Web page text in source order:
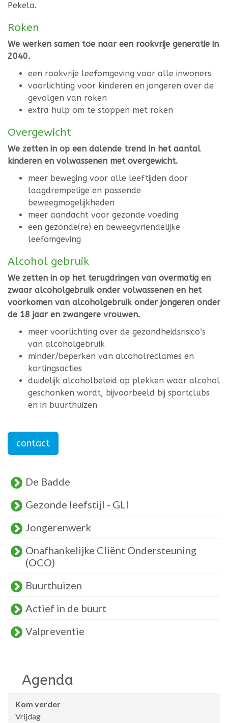
Pekela.
Roken
We werken samen toe naar een rookvrije generatie in
2040.
een rookvrije leefomgeving voor alle inwoners
voorlichting voor kinderen en jongeren over de
gevolgen van roken
extra hulp om te stoppen met roken
Overgewicht
We zetten in op een dalende trend in het aantal
kinderen en volwassenen met overgewicht.
meer beweging voor alle leeftijden door
laagdrempelige en passende
beweegmogelijkheden
meer aandacht voor gezonde voeding
een gezonde(re) en beweegvriendelijke
leefomgeving
Alcohol gebruik
We zetten in op het terugdringen van overmatig en
zwaar alcoholgebruik onder volwassenen en het
voorkomen van alcoholgebruik onder jongeren onder
de 18 jaar en zwangere vrouwen.
meer voorlichting over de gezondheidsrisico’s
van alcoholgebruik
minder/beperken van alcoholreclames en
kortingsacties
duidelijk alcoholbeleid op plekken waar alcohol
geschonken wordt, bijvoorbeeld bij sportclubs
en in buurthuizen
contact
De Badde
Gezonde leefstijl - GLI
Jongerenwerk
Onafhankelijke Cliënt Ondersteuning
(OCO)
Buurthuizen
Actief in de buurt
Valpreventie
Agenda
Kom verder
Vrijdag